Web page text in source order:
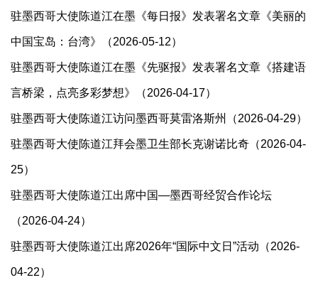
驻墨西哥大使陈道江在墨《每日报》发表署名文章《美丽的
中国宝岛：台湾》（2026-05-12）
驻墨西哥大使陈道江在墨《先驱报》发表署名文章《搭建语
言桥梁，点亮多彩梦想》（2026-04-17）
驻墨西哥大使陈道江访问墨西哥莫雷洛斯州（2026-04-29）
驻墨西哥大使陈道江拜会墨卫生部长克谢诺比奇（2026-04-
25）
驻墨西哥大使陈道江出席中国—墨西哥经贸合作论坛
（2026-04-24）
驻墨西哥大使陈道江出席2026年“国际中文日”活动（2026-
04-22）